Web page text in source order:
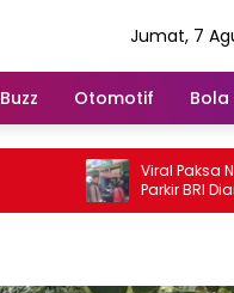
Jumat, 7
Buzz Otomotif Bola
Viral Paksa Nasabah
Parkir BRI Diamankan
Polresta Mamuju